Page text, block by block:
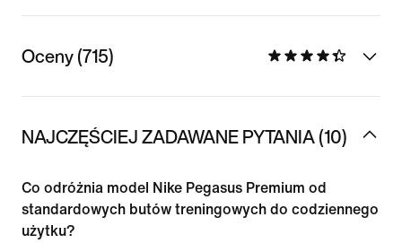
Oceny (715)
NAJCZĘŚCIEJ ZADAWANE PYTANIA (10)
Co odróżnia model Nike Pegasus Premium od
standardowych butów treningowych do codziennego
użytku?